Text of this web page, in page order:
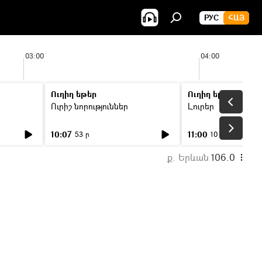
РУС ՀԱՅ
03:00 04:00
Ուղիղ եթեր
Ուրիշ նորություններ
10:07 53 ր
Ուղիղ եթեր
Լուրեր
11:00 10 ր
ք. Երևան 106.0